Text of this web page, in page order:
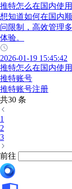
推特怎么在国内使
想知道如何在国内
问限制，高效管理
体验。
2026-01-19 15:45:42
推特怎么在国内使用
推特账号
推特账号注册
共30 条
1
2
3
前往